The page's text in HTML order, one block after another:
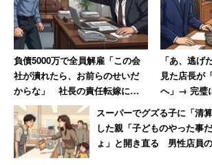
負債5000万で全員解雇「この会
社が潰れたら、お前らのせいだ
からな」 社長の責任転嫁に絶
句【前編】
「あ、逃げ
見た店長が
へ」→ 完璧
長の“ニヤ
スーパーでグズる子に「清
した親「子どものやった事
ょ」と開き直る 男性店員